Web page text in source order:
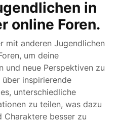
in
online Foren.
mit anderen Jugendlichen
um deine
und neue Perspektiven zu
inspirierende
unterschiedliche
zu teilen, was dazu
Charaktere besser zu